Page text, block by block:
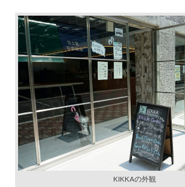
KIKKAの外観